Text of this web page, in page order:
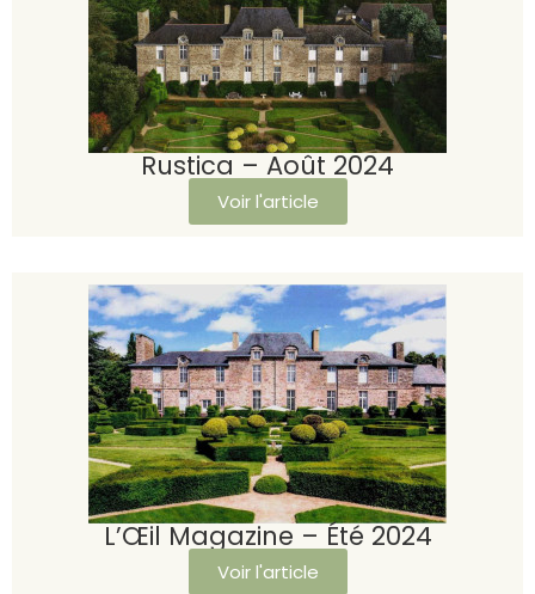
Rustica – Août 2024
Voir l'article
L’Œil Magazine – Été 2024
Voir l'article